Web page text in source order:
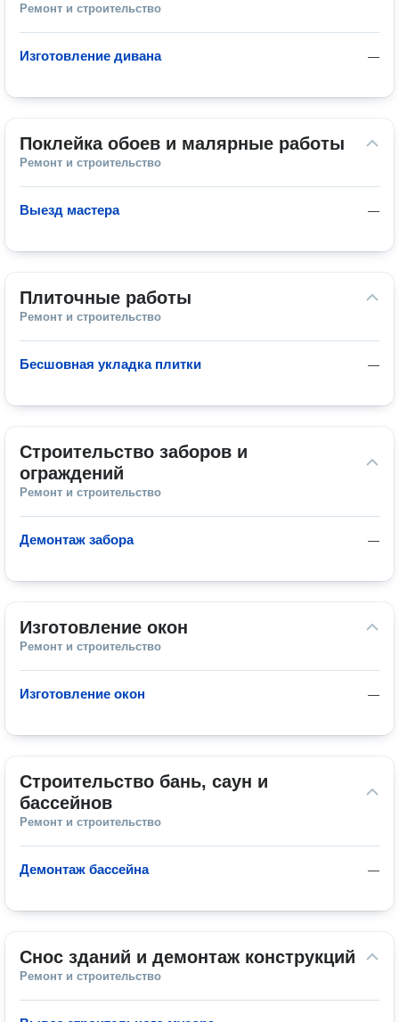
Ремонт и строительство
—
Изготовление дивана
Поклейка обоев и малярные работы
Ремонт и строительство
—
Выезд мастера
Плиточные работы
Ремонт и строительство
—
Бесшовная укладка плитки
Строительство заборов и
ограждений
Ремонт и строительство
—
Демонтаж забора
Изготовление окон
Ремонт и строительство
—
Изготовление окон
Строительство бань, саун и
бассейнов
Ремонт и строительство
—
Демонтаж бассейна
Снос зданий и демонтаж конструкций
Ремонт и строительство